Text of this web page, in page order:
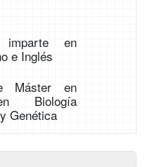
en
e Inglés
Máster en
Biología
Genética